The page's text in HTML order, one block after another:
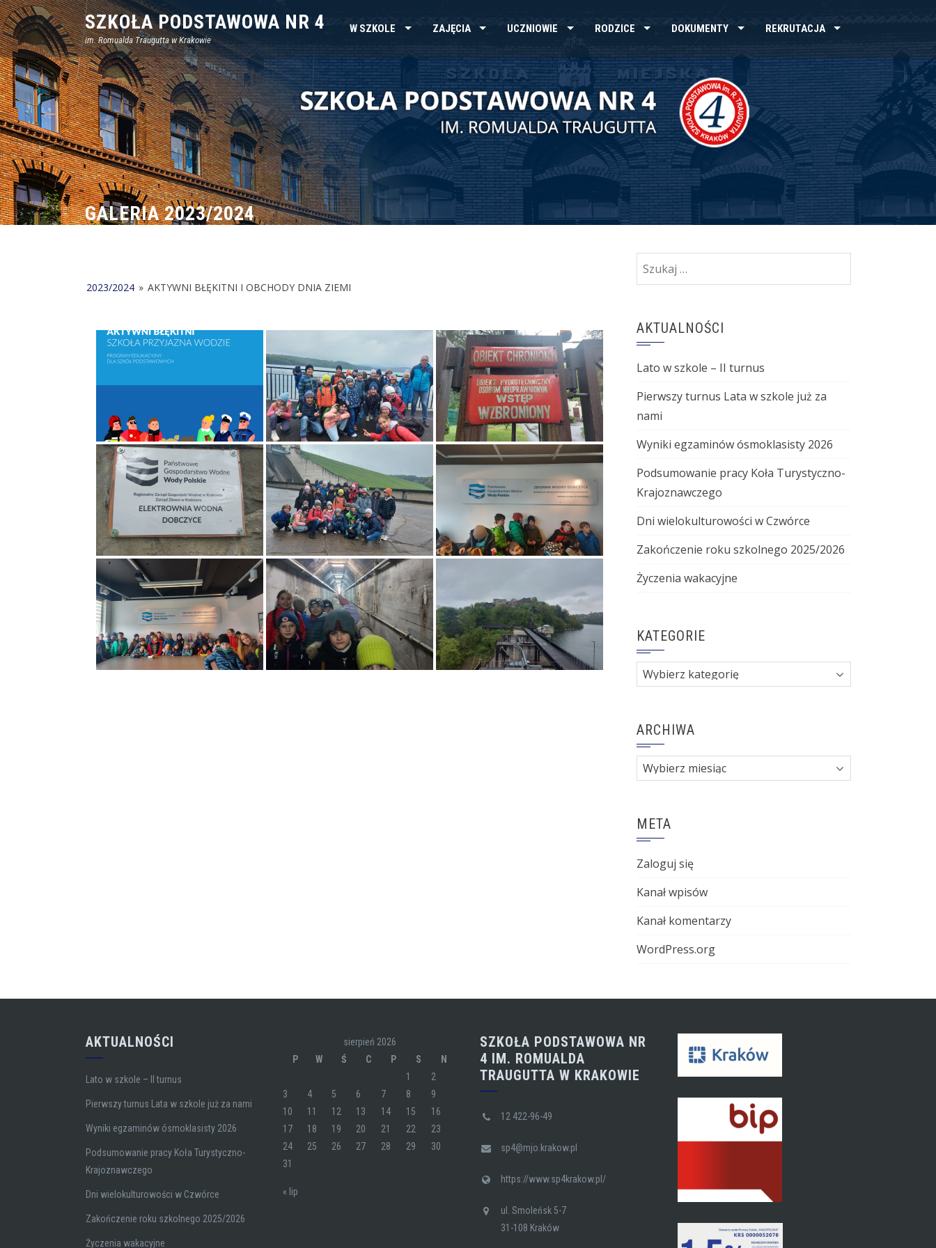
Skip
to
content
SZKOŁA PODSTAWOWA NR 4
im. Romualda Traugutta w Krakowie
W SZKOLE ZAJĘCIA UCZNIOWIE RODZICE DOKUMENTY REKRUTACJA
GALERIA 2023/2024
2023/2024 » AKTYWNI BŁĘKITNI I OBCHODY DNIA ZIEMI
Szukaj:
AKTUALNOŚCI
Lato w szkole – II turnus
Pierwszy turnus Lata w szkole już za
nami
Wyniki egzaminów ósmoklasisty 2026
Podsumowanie pracy Koła Turystyczno-
Krajoznawczego
Dni wielokulturowości w Czwórce
Zakończenie roku szkolnego 2025/2026
Życzenia wakacyjne
KATEGORIE
Kategorie
ARCHIWA
Archiwa
META
Zaloguj się
Kanał wpisów
Kanał komentarzy
WordPress.org
AKTUALNOŚCI
Lato w szkole – II turnus
Pierwszy turnus Lata w szkole już za nami
Wyniki egzaminów ósmoklasisty 2026
Podsumowanie pracy Koła Turystyczno-
Krajoznawczego
Dni wielokulturowości w Czwórce
Zakończenie roku szkolnego 2025/2026
Życzenia wakacyjne
sierpień 2026
P
W Ś C P S
N
1
2
3
4 5 6 7 8
9
10
11 12 13 14 15
16
17
18 19 20 21 22
23
24
25 26 27 28 29
30
31
« lip
SZKOŁA PODSTAWOWA NR
4 IM. ROMUALDA
TRAUGUTTA W KRAKOWIE
12 422-96-49
sp4@mjo.krakow.pl
https://www.sp4krakow.pl/
ul. Smoleńsk 5-7
31-108 Kraków